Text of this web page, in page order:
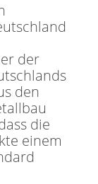
der
den
die
einem